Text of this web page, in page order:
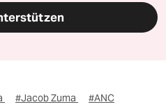
#Jacob Zuma #ANC